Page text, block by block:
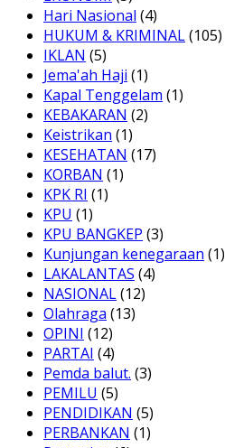
Hari Nasional (4)
HUKUM & KRIMINAL(105)
IKLAN (5)
Jema'ah Haji (1)
Kapal Tenggelam (1)
KEBAKARAN (2)
Keistrikan (1)
KESEHATAN (17)
KORBAN (1)
KPK RI (1)
KPU (1)
KPU BANGKEP (3)
Kunjungan kenegaraan (1)
LAKALANTAS (4)
NASIONAL(12)
Olahraga (13)
OPINI (12)
PARTAI (4)
Pemda balut. (3)
PEMILU (5)
PENDIDIKAN (5)
PERBANKAN (1)